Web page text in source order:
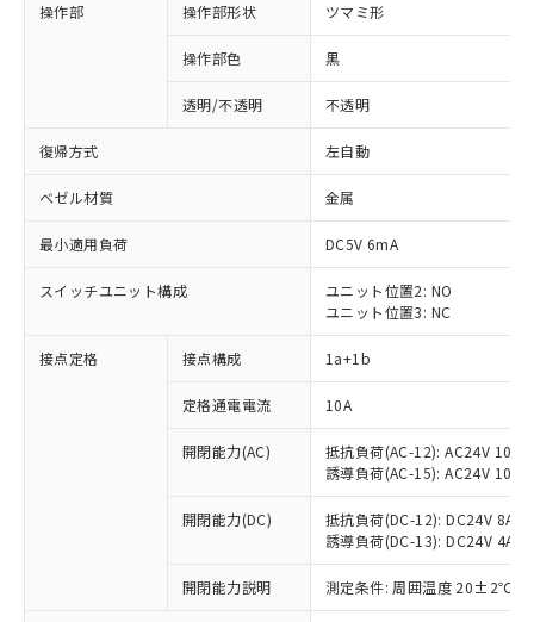
操作部 操作部形状 ツマミ形
操作部色 黒
透明/不透明 不透明
復帰方式 左自動
ベゼル材質 金属
最小適用負荷 DC5V 6mA
スイッチユニット構成
ユニット位置2: NO
ユニット位置3: NC
接点定格 接点構成 1a+1b
定格通電電流 10A
開閉能力(AC)
抵抗負荷(AC-12): AC24V 10A/
誘導負荷(AC-15): AC24V
開閉能力(DC)
抵抗負荷(DC-12): DC24V 8A/
誘導負荷(DC-13): DC24V 4A/
開閉能力説明 測定条件: 周囲温度 20±2℃、
※1 対応状況
対応済み：EU RoHS指令（10物質）の
非含有に対応した製品が提供可能な商品で